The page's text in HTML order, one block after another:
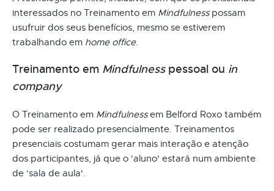
interessados no Treinamento em Mindfulnesspossam
usufruir dos seus benefícios, mesmo se estiverem
trabalhando em home office.
Treinamento em Mindfulnesspessoal ou in
company
O Treinamento em Mindfulnessem Belford Roxo também
pode ser realizado presencialmente. Treinamentos
presenciais costumam gerar mais interação e atenção
dos participantes, já que o 'aluno' estará num ambiente
de ‘sala de aula'.